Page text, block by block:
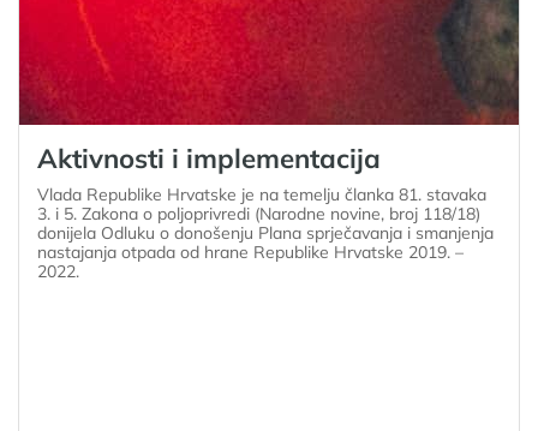
Aktivnosti i implementacija
Vlada Republike Hrvatske je na temelju članka 81. stavaka
3. i 5. Zakona o poljoprivredi (Narodne novine, broj 118/18)
donijela Odluku o donošenju Plana sprječavanja i smanjenja
nastajanja otpada od hrane Republike Hrvatske 2019. –
2022.